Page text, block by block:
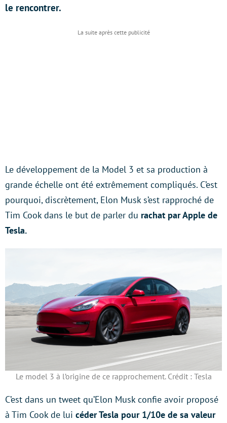
le rencontrer.
Le développement de la Model 3 et sa production à
grande échelle ont été extrêmement compliqués. C’est
pourquoi, discrètement, Elon Musk s’est rapproché de
Tim Cook dans le but de parler du rachat par Apple de
Tesla.
Le model 3 à l’origine de ce rapprochement. Crédit : Tesla
C’est dans un tweet qu’Elon Musk confie avoir proposé
à Tim Cook de lui céder Tesla pour 1/10e de sa valeur